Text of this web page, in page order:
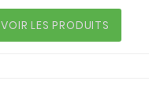
VOIR LES PRODUITS